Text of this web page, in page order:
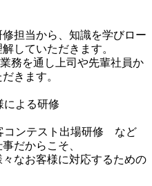
担当から、知識を学びロー
していただきます。
務を通し上司や先輩社員か
きます。
よる研修
ンテスト出場研修　など
だからこそ、
なお客様に対応するための